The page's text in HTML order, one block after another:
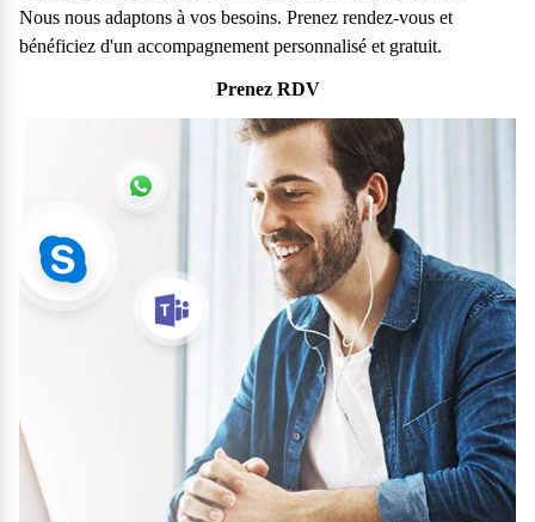
Nous nous adaptons à vos besoins. Prenez rendez-vous et
bénéficiez d'un accompagnement personnalisé et gratuit.
Prenez RDV